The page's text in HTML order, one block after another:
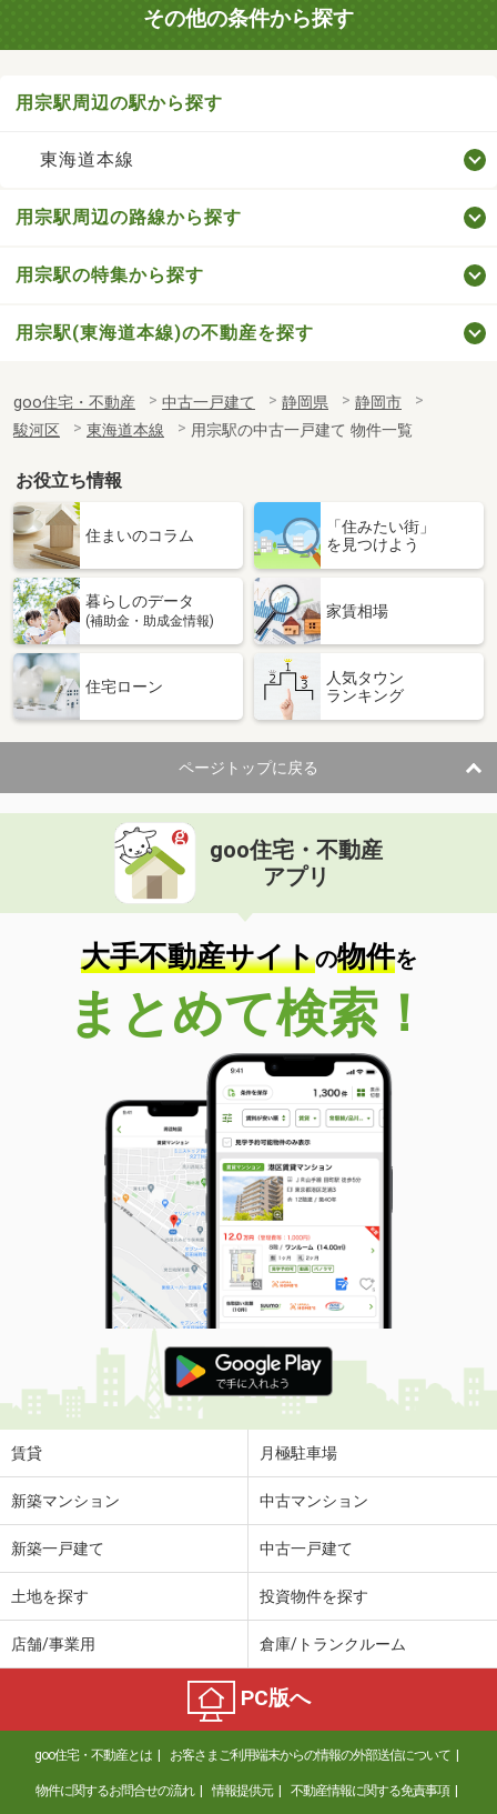
その他の条件から探す
用宗駅周辺の駅から探す
東海道本線
用宗駅周辺の路線から探す
用宗駅の特集から探す
用宗駅(東海道本線)の不動産を探す
goo住宅・不動産 中古一戸建て 静岡県
静岡市
駿河区
東海道本線 用宗駅の中古一戸建て 物件一覧
お役立ち情報
住まいのコラム
「住みたい街」
を見つけよう
暮らしのデータ
(補助金・助成金情報)
家賃相場
住宅ローン
人気タウン
ランキング
ページトップに戻る
goo住宅・不動産
アプリ
大手不動産サイトの物件を
まとめて検索！
賃貸 月極駐車場
新築マンション 中古マンション
新築一戸建て 中古一戸建て
土地を探す 投資物件を探す
店舗/事業用 倉庫/トランクルーム
PC版へ
goo住宅・不動産とは お客さまご利用端末からの情報の外部送信について
物件に関するお問合せの流れ 情報提供元 不動産情報に関する免責事項